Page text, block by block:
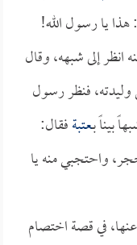
: هذا يا رسول الله!
انظر إلى شبهه، وقال
فنظر رسول
بيناً بـعتبةفقال:
واحتجبي منه يا
في قصة اختصام